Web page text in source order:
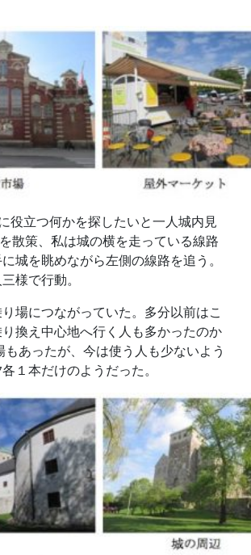
役立つ何かを探したいと一人城内見
散策、私は城の横を走っている線路
城を眺めながら左側の線路を追う。
様で行動。
場につながっていた。多分以前はこ
換え中心地へ行く人も多かったのか
もあったが、今は使う人も少ないよう
１本だけのようだった。